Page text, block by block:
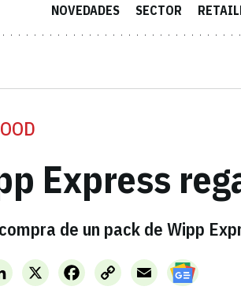
NOVEDADES SECTOR
Express
de un pack de Wipp
LinkedInX FacebookCopy
Link
Email